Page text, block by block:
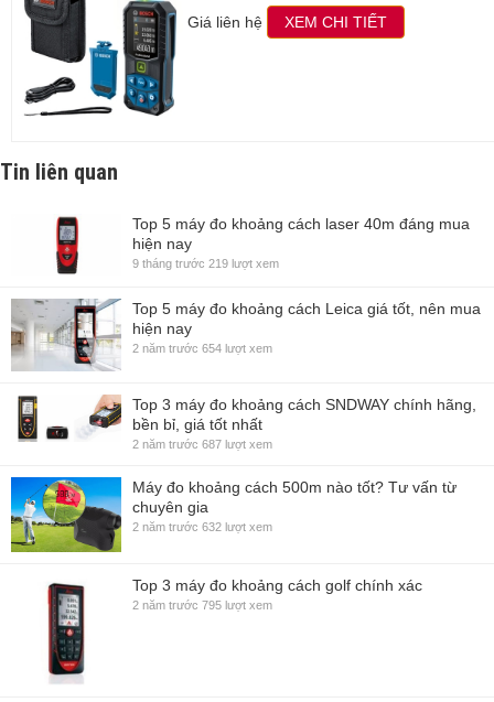
Giá liên hệ XEM CHI TIẾT
Tin liên quan
Top 5 máy đo khoảng cách laser 40m đáng mua
hiện nay
9 tháng trước 219 lượt xem
Top 5 máy đo khoảng cách Leica giá tốt, nên mua
hiện nay
2 năm trước 654 lượt xem
Top 3 máy đo khoảng cách SNDWAY chính hãng,
bền bỉ, giá tốt nhất
2 năm trước 687 lượt xem
Máy đo khoảng cách 500m nào tốt? Tư vấn từ
chuyên gia
2 năm trước 632 lượt xem
Top 3 máy đo khoảng cách golf chính xác
2 năm trước 795 lượt xem